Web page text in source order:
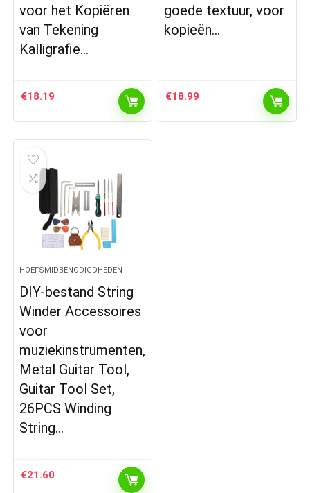
voor het Kopiëren
van Tekening
Kalligrafie…
€18.19
goede textuur, voor
kopieën…
€18.99
HOEFSMIDBENODIGDHEDEN
DIY-bestand String
Winder Accessoires
voor
muziekinstrumenten,
Metal Guitar Tool,
Guitar Tool Set,
26PCS Winding
String…
€21.60